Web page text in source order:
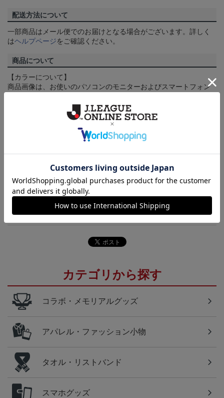
配送方法について
一部商品はメール便でのお届けとなる場合がございます。詳しく
はヘルプページをご確認ください。
商品について
【カラーについて】
商品画像は、お使いのパソコンのモニターおよびスマートフォン
て見える場合がございます。あらかじめご了承ください。
取り扱い商品によっては、パッケージやデザインなどの仕様が予
告なく変更になることがございます。
決済について
ギフト対応について
ヘルプページ
カテゴリから探す
コラボ・メモリアルグッズ
アパレル・ファッション小物
タオル・リストバンド
スマホグッズ